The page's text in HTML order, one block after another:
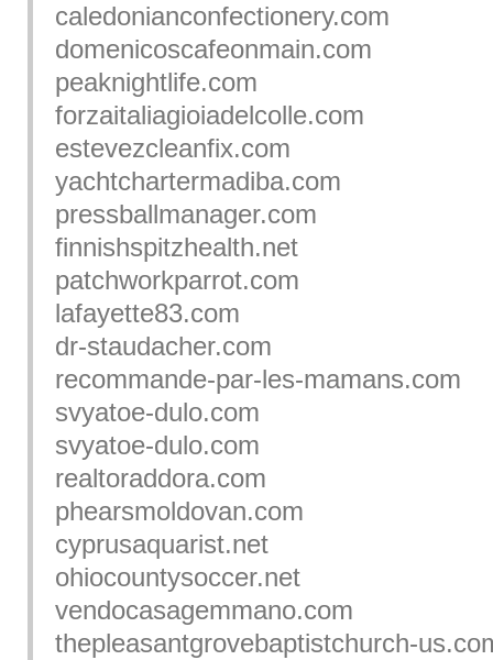
caledonianconfectionery.com
domenicoscafeonmain.com
peaknightlife.com
forzaitaliagioiadelcolle.com
estevezcleanfix.com
yachtchartermadiba.com
pressballmanager.com
finnishspitzhealth.net
patchworkparrot.com
lafayette83.com
dr-staudacher.com
recommande-par-les-mamans.com
svyatoe-dulo.com
svyatoe-dulo.com
realtoraddora.com
phearsmoldovan.com
cyprusaquarist.net
ohiocountysoccer.net
vendocasagemmano.com
thepleasantgrovebaptistchurch-